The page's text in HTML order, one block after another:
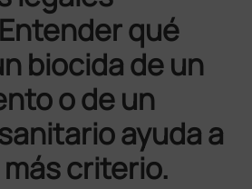
qué
biocida de un
o de un
ayuda a
criterio.